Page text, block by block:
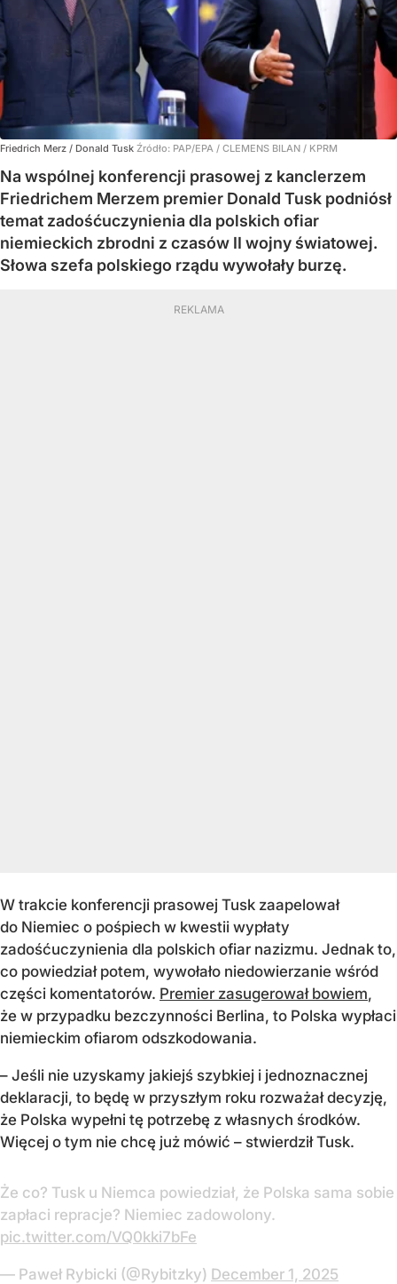
Friedrich Merz / Donald Tusk Źródło: PAP/EPA / CLEMENS BILAN / KPRM
Na wspólnej konferencji prasowej z kanclerzem
Friedrichem Merzem premier Donald Tusk podniósł
temat zadośćuczynienia dla polskich ofiar
niemieckich zbrodni z czasów II wojny światowej.
Słowa szefa polskiego rządu wywołały burzę.
W trakcie konferencji prasowej Tusk zaapelował
do Niemiec o pośpiech w kwestii wypłaty
zadośćuczynienia dla polskich ofiar nazizmu. Jednak to,
co powiedział potem, wywołało niedowierzanie wśród
części komentatorów. Premier zasugerował bowiem,
że w przypadku bezczynności Berlina, to Polska wypłaci
niemieckim ofiarom odszkodowania.
– Jeśli nie uzyskamy jakiejś szybkiej i jednoznacznej
deklaracji, to będę w przyszłym roku rozważał decyzję,
że Polska wypełni tę potrzebę z własnych środków.
Więcej o tym nie chcę już mówić – stwierdził Tusk.
Że co? Tusk u Niemca powiedział, że Polska sama sobie
zapłaci repracje? Niemiec zadowolony.
pic.twitter.com/VQ0kki7bFe
— Paweł Rybicki (@Rybitzky) December 1, 2025